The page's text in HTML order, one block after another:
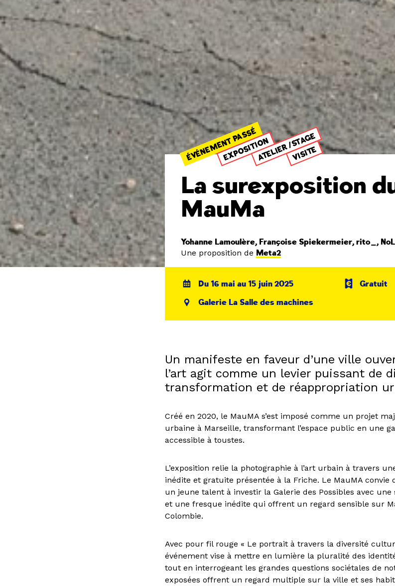
ÉVÉNEMENT PASSÉ
EXPOSITIONATELIER /STAGE
VISITE
La surexposition
MauMa
Yohanne Lamoulère, Françoise Spiekermeier, rito_,
Une proposition de Meta2
Du 16 mai au 15 juin 2025
Gratuit
Galerie La Salle des machines
Un manifeste en faveur d’une ville
l’art agit comme un levier puissant de
transformation et de réappropriation
Créé en 2020, le MauMA s’est imposé comme un projet
urbaine à Marseille, transformant l’espace public en une
accessible à toustes.
L’exposition relie la photographie à l’art urbain à travers
inédite et gratuite présentée à la Friche. Le MauMA
un jeune talent à investir la Galerie des Possibles avec
et une fresque inédite qui offrent un regard sensible sur
Colombie.
Avec pour fil rouge « Le portrait à travers la diversité
événement vise à mettre en lumière la pluralité des
tout en interrogeant les grandes questions sociétales de
exposées offrent un regard multiple sur la ville et ses